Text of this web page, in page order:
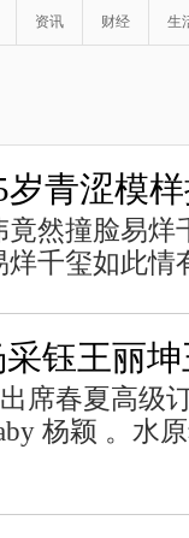
资讯 财经 生
青涩模
然撞脸易烊
千玺如此情
钰王丽
席春夏高级
杨颖 。水